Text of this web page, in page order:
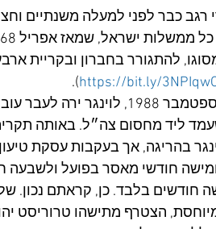
כבר לפני למעלה משנתיים
להתגורר בחברון ובקריית
https://bit.ly/
).
הנה תזכורת: בסוף ספטמבר
ליד מחסום צה״ל. באותה
בהריגה, אך בעקבות עסקת
חודשי מאסר בפועל
חודשים בלבד. כן, קראתם נכון.
הצטרף מתישהו טרוריסט